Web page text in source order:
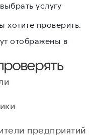
услугу
хотите проверить.
отображены в
предприятий